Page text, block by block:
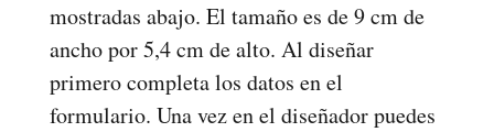
mostradas abajo. El tamaño es de 9 cm de
ancho por 5,4 cm de alto. Al diseñar
primero completa los datos en el
formulario. Una vez en el diseñador puedes